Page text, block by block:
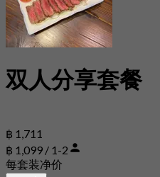
双人分享套餐
฿ 1,711
฿ 1,099 / 1-2
每套装净价